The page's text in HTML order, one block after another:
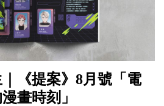
《提案》8月號「電
畫時刻」